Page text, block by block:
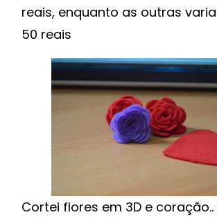
reais, enquanto as outras
50 reais
Cortei flores em 3D e coração..